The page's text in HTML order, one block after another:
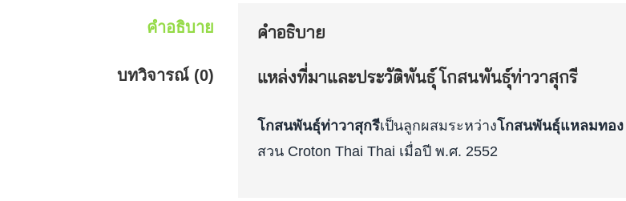
คำอธิบาย
บทวิจารณ์ (0)
คำอธิบาย
แหล่งที่มาและประวัติพันธุ์ โกสนพันธุ์ท่าวาสุกรี
โกสนพันธุ์ท่าวาสุกรีเป็นลูกผสมระหว่างโกสนพันธุ์แหลมทอง
สวน Croton Thai Thai เมื่อปี พ.ศ. 2552